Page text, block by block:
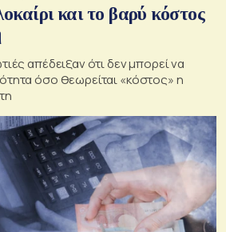
και το βαρύ κόστος
απέδειξαν ότι δεν μπορεί να
όσο θεωρείται «κόστος» η